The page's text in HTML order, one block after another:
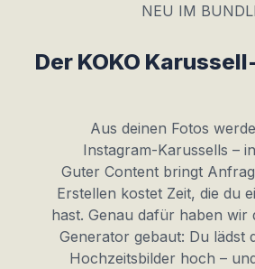
NEU IM
Der KOKO
Aus deinen Fotos
Instagram-Karussells –
Guter Content bringt
Erstellen kostet Zeit, die du
hast. Genau dafür haben wir
Generator gebaut: Du lädst
Hochzeitsbilder hoch –